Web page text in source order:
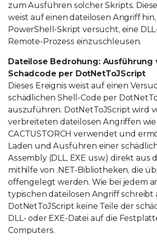
zum Ausführen solcher Skripts.
weist auf einen dateilosen Angriff
PowerShell-Skript versucht, eine
Remote-Prozess einzuschleusen.
Dateilose Bedrohung: Ausführung
Schadcode per DotNetToJScript
Dieses Ereignis weist auf einen
schädlichen Shell-Code per
auszuführen. DotNetToJScript wird
verbreiteten dateilosen Angriffen wie
CACTUSTORCH verwendet und
Laden und Ausführen einer
Assembly (DLL, EXE usw.) direkt aus
mithilfe von .NET-Bibliotheken, die
offengelegt werden. Wie bei jedem
typischen dateilosen Angriff schreibt
DotNetToJScript keine Teile der
DLL- oder EXE-Datei auf die
Computers.